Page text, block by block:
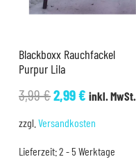
Blackboxx Rauchfackel
Purpur Lila
3,99€Ursprünglicher
3,99 €
2,99€Aktueller
2,99 €.
inkl. MwSt.
zzgl. Versandkosten
Lieferzeit:2 - 5 Werktage